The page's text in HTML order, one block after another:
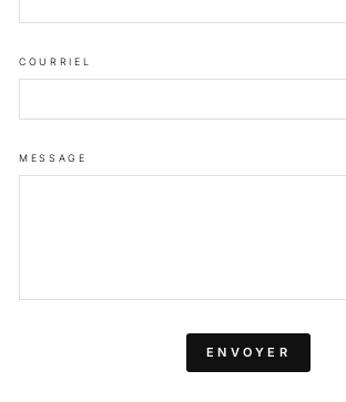
COURRIEL
MESSAGE
ENVOYER